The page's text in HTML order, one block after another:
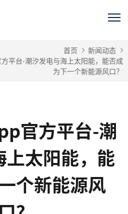
首页
新闻动态
平台-潮汐发电与海上太阳能，能否成
为下一个新能源风口？
官方平台-潮
上太阳能，能
个新能源风